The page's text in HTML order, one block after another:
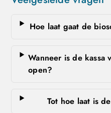
Hoe laat gaat de
Wanneer is de kassa
open?
Tot hoe laat is